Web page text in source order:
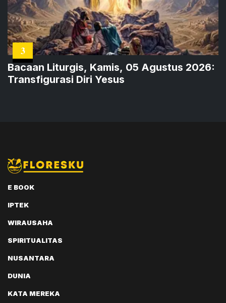
3
Bacaan Liturgis, Kamis, 05 Agustus 2026:
Transfigurasi Diri Yesus
E BOOK
IPTEK
WIRAUSAHA
SPIRITUALITAS
NUSANTARA
DUNIA
KATA MEREKA